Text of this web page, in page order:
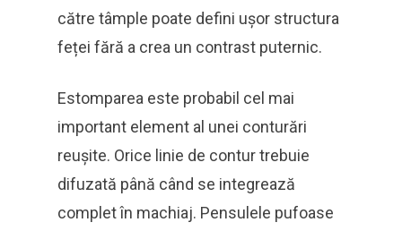
către tâmple poate defini ușor structura
feței fără a crea un contrast puternic.
Estomparea este probabil cel mai
important element al unei conturări
reușite. Orice linie de contur trebuie
difuzată până când se integrează
complet în machiaj. Pensulele pufoase